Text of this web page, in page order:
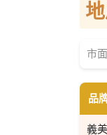
市
品
義美